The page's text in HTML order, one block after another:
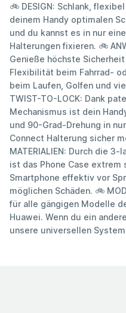
🚲 DESIGN: Schlank,
deinem Handy optimalen
und du kannst es in nur
Halterungen fixieren. 🚲
Genieße höchste
Flexibilität beim Fahrrad-
beim Laufen, Golfen und
TWIST-TO-LOCK: Dank
Mechanismus ist dein
und 90-Grad-Drehung in
Connect Halterung sicher
MATERIALIEN: Durch die
ist das Phone Case
Smartphone effektiv vor
möglichen Schäden. 🚲
für alle gängigen Modelle
Huawei. Wenn du ein
unsere universellen